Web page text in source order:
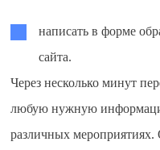
написать в форме
сайта.
Через несколько минут
любую нужную
различных